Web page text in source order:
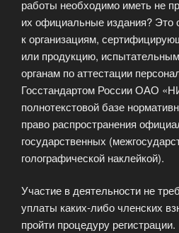
работы необходимо иметь не
их официальные издания? Это
к организациям,
или продукцию,
органам по аттестации
Госстандартом России ОАО
полнотекстовой базе
право распространения
государственных
голографической наклейкой).
Участие в деятельности не
уплаты каких-либо членских
пройти процедуру регистрации.